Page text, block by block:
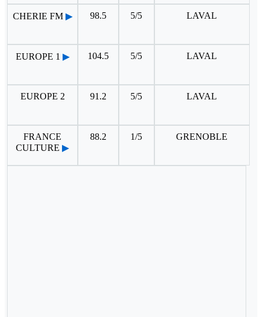
CHERIE FM ▶ 98.5 5/5 LAVAL
EUROPE 1 ▶ 104.5 5/5 LAVAL
EUROPE 2 91.2 5/5 LAVAL
FRANCE
CULTURE ▶
88.2 1/5 GRENOBLE